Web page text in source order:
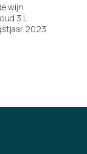
wijn
3 L
2023